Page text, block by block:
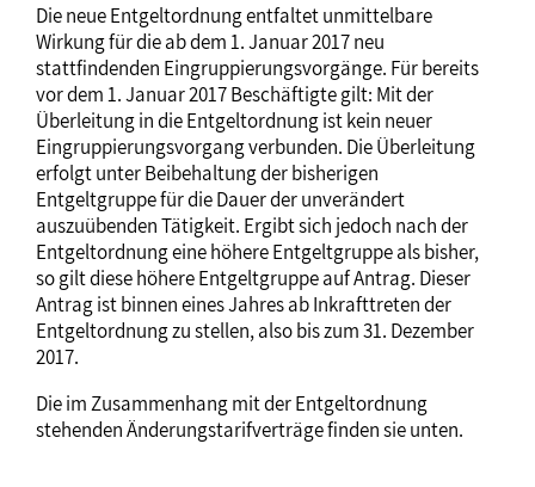
Die neue Entgeltordnung entfaltet unmittelbare
Wirkung für die ab dem 1. Januar 2017 neu
stattfindenden Eingruppierungsvorgänge. Für bereits
vor dem 1. Januar 2017 Beschäftigte gilt: Mit der
Überleitung in die Entgeltordnung ist kein neuer
Eingruppierungsvorgang verbunden. Die Überleitung
erfolgt unter Beibehaltung der bisherigen
Entgeltgruppe für die Dauer der unverändert
auszuübenden Tätigkeit. Ergibt sich jedoch nach der
Entgeltordnung eine höhere Entgeltgruppe als bisher,
so gilt diese höhere Entgeltgruppe auf Antrag. Dieser
Antrag ist binnen eines Jahres ab Inkrafttreten der
Entgeltordnung zu stellen, also bis zum 31. Dezember
2017.
Die im Zusammenhang mit der Entgeltordnung
stehenden Änderungstarifverträge finden sie unten.